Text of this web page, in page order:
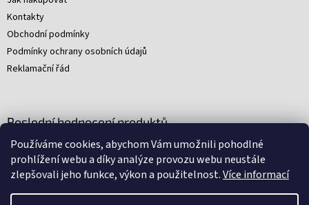
Používáme cookies, abychom Vám umožnili pohodlné
prohlížení webu a díky analýze provozu webu neustále
zlepšovali jeho funkce, výkon a použitelnost.Více informací
Kontakty
Obchodní podmínky
Podmínky ochrany osobních údajů
Reklamační řád
Poslední hodnocení produktů
Young Indiana Jones a poklad na plantáži (A)
Hodnocení produktu je 5 z 5 hvězdiček.
|